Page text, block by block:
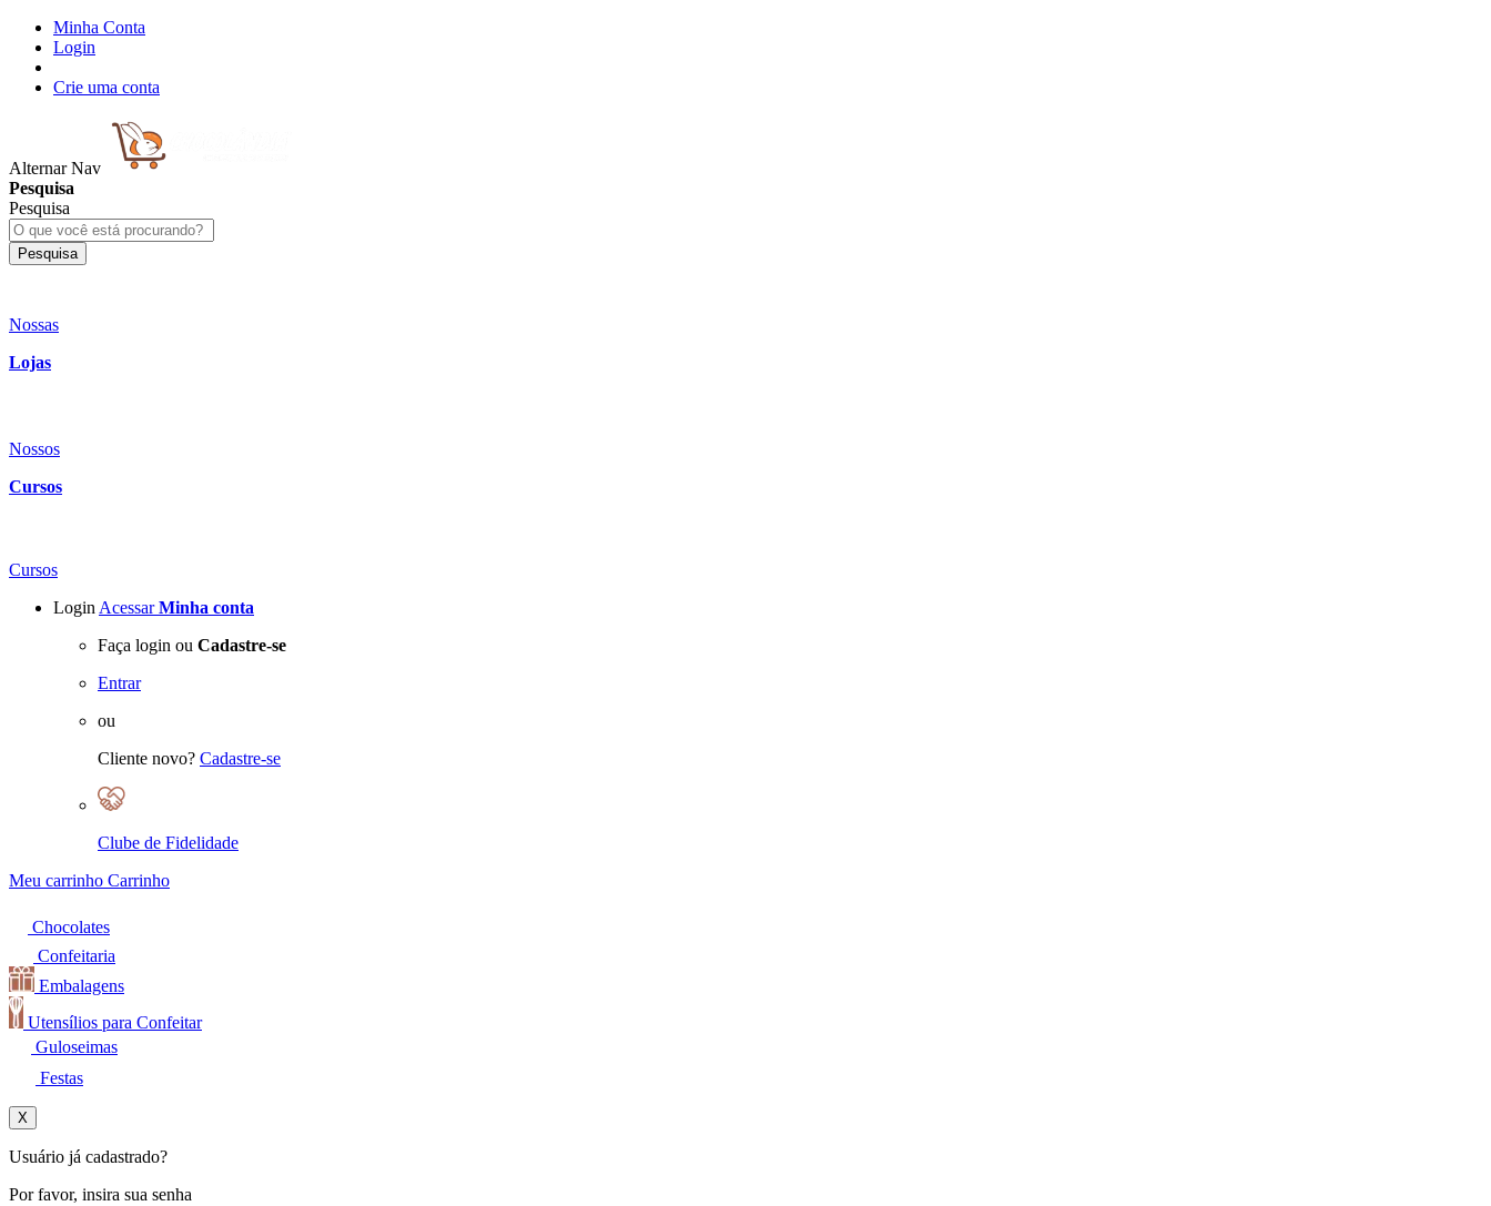
Minha Conta
Login
Crie uma conta
Alternar Nav
Pesquisa
Pesquisa
Pesquisa
Nossas
Lojas
Nossos
Cursos
Cursos
Login Acessar Minha conta
Faça login ou Cadastre-se
Entrar
ou
Cliente novo? Cadastre-se
Clube de Fidelidade
Meu carrinho Carrinho
Chocolates
Confeitaria
Embalagens
Utensílios para Confeitar
Guloseimas
Festas
X
Usuário já cadastrado?
Por favor, insira sua senha